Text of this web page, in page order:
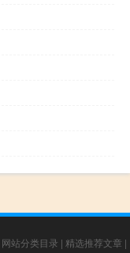
网站分类目录 | 精选推荐文章 |